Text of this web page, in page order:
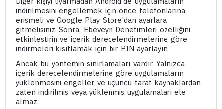
indirilmesini engellemek için önce telefonlarına
erişmeli ve Google Play Store'dan ayarlara
gitmelisiniz. Sonra, Ebeveyn Denetimleri özelliğini
etkinleştirin ve içerik derecelendirmelerine göre
indirmeleri kısıtlamak için bir PIN ayarlayın.
Ancak bu yöntemin sınırlamaları vardır. Yalnızca
içerik derecelendirmelerine göre uygulamaların
yüklenmesini engeller ve üçüncü taraf kaynaklardan
zaten indirilmiş veya yüklenmiş uygulamaları ele
almaz.